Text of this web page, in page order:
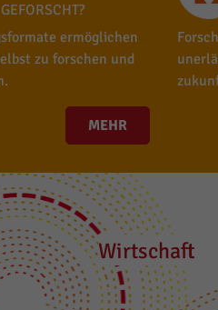
ermöglichen
zu forschen und
MEHR
Wirtschaft